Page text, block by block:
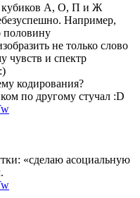
кубиков А, О, П и Ж
Например,
половину
не только слово
чувств и спектр
кодирования?
по другому стучал :D
«сделаю асоциальную